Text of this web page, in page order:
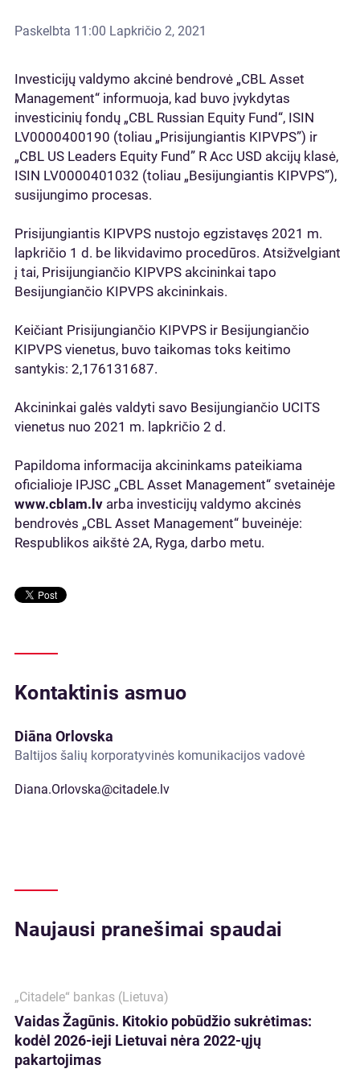
Paskelbta 11:00 Lapkričio 2, 2021
Investicijų valdymo akcinė bendrovė „CBL Asset
Management“ informuoja, kad buvo įvykdytas
investicinių fondų „CBL Russian Equity Fund“, ISIN
LV0000400190 (toliau „Prisijungiantis KIPVPS”) ir
„CBL US Leaders Equity Fund” R Acc USD akcijų klasė,
ISIN LV0000401032 (toliau „Besijungiantis KIPVPS”),
susijungimo procesas.
Prisijungiantis KIPVPS nustojo egzistavęs 2021 m.
lapkričio 1 d. be likvidavimo procedūros. Atsižvelgiant
į tai, Prisijungiančio KIPVPS akcininkai tapo
Besijungiančio KIPVPS akcininkais.
Keičiant Prisijungiančio KIPVPS ir Besijungiančio
KIPVPS vienetus, buvo taikomas toks keitimo
santykis: 2,176131687.
Akcininkai galės valdyti savo Besijungiančio UCITS
vienetus nuo 2021 m. lapkričio 2 d.
Papildoma informacija akcininkams pateikiama
oficialioje IPJSC „CBL Asset Management“ svetainėje
www.cblam.lv arba investicijų valdymo akcinės
bendrovės „CBL Asset Management“ buveinėje:
Respublikos aikštė 2A, Ryga, darbo metu.
Kontaktinis asmuo
Diāna Orlovska
Baltijos šalių korporatyvinės komunikacijos vadovė
Diana.Orlovska@citadele.lv
Naujausi pranešimai spaudai
„Citadele“ bankas (Lietuva)
Vaidas Žagūnis. Kitokio pobūdžio sukrėtimas:
kodėl 2026-ieji Lietuvai nėra 2022-ųjų
pakartojimas